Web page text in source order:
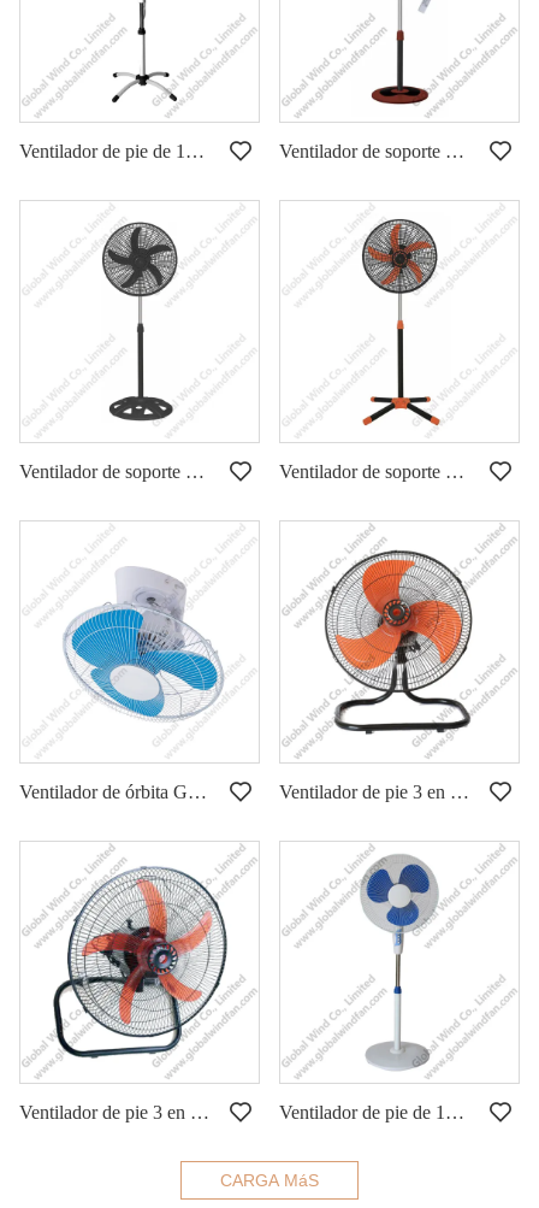
Ventilador de pie de 16 pulgadas GWFS-34 Ventilador de soporte de control remoto de 16 pulgadas GWFS-24
Ventilador de soporte de cesta de 18 pulgadas GWFS-71 Ventilador de soporte de cesta de 18 pulgadas GWFS-64
Ventilador de órbita GWFS-19 Ventilador de pie 3 en 1 de 18 pulgadas GWFS-42
Ventilador de pie 3 en 1 de 18 pulgadas GWFS-44 Ventilador de pie de 16 pulgadas GWFS-38
CARGA MáS